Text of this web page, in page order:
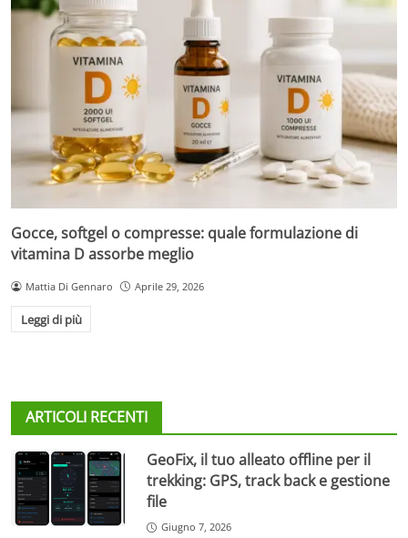
Gocce, softgel o compresse: quale formulazione di
vitamina D assorbe meglio
Mattia Di Gennaro Aprile 29, 2026
Leggi di più
ARTICOLI RECENTI
GeoFix, il tuo alleato offline per il
trekking: GPS, track back e gestione
file
Giugno 7, 2026